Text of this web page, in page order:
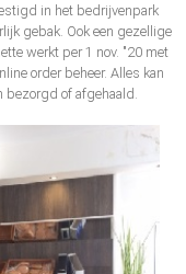
in het bedrijvenpark
gebak. Ook een gezellige
werkt per 1 nov. "20 met
order beheer. Alles kan
bezorgd of afgehaald.